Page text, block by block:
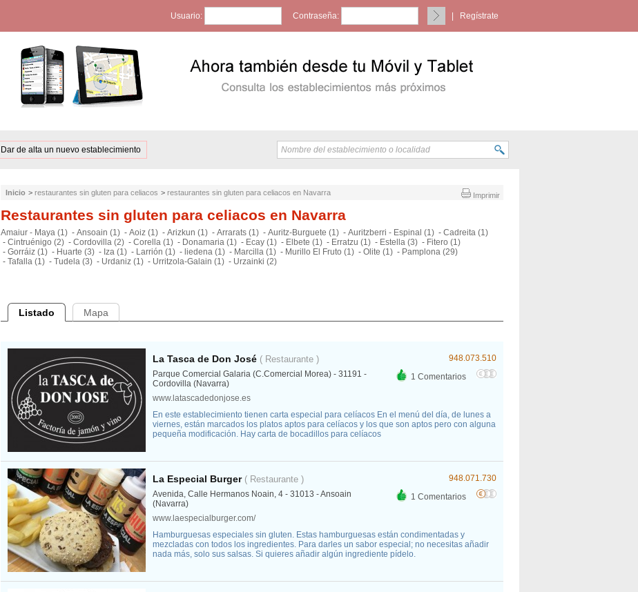
Usuario: Contraseña: Regístrate
Dar de alta un nuevo establecimiento
Imprimir
Inicio > restaurantes sin gluten para celiacos > restaurantes sin gluten para celiacos en Navarra
Restaurantes sin gluten para celiacos en Navarra
Amaiur - Maya (1) - Ansoain (1) - Aoiz (1) - Arizkun (1) - Arrarats (1) - Auritz-Burguete (1) - Auritzberri - Espinal (1) - Cadreita (1)
- Cintruénigo (2) - Cordovilla (2) - Corella (1) - Donamaria (1) - Ecay (1) - Elbete (1) - Erratzu (1) - Estella (3) - Fitero (1)
- Gorráiz (1) - Huarte (3) - Iza (1) - Larrión (1) - liedena (1) - Marcilla (1) - Murillo El Fruto (1) - Olite (1) - Pamplona (29)
- Tafalla (1) - Tudela (3) - Urdaniz (1) - Urritzola-Galain (1) - Urzainki (2)
Listado Mapa
948.073.510
La Tasca de Don José ( Restaurante )
1 Comentarios
Parque Comercial Galaria (C.Comercial Morea) - 31191 -
Cordovilla (Navarra)
www.latascadedonjose.es
En este establecimiento tienen carta especial para celíacos En el menú del día, de lunes a
viernes, están marcados los platos aptos para celíacos y los que son aptos pero con alguna
pequeña modificación. Hay carta de bocadillos para celíacos
948.071.730
La Especial Burger ( Restaurante )
1 Comentarios
Avenida, Calle Hermanos Noain, 4 - 31013 - Ansoain
(Navarra)
www.laespecialburger.com/
Hamburguesas especiales sin gluten. Estas hamburguesas están condimentadas y
mezcladas con todos los ingredientes. Para darles un sabor especial; no necesitas añadir
nada más, solo sus salsas. Si quieres añadir algún ingrediente pídelo.